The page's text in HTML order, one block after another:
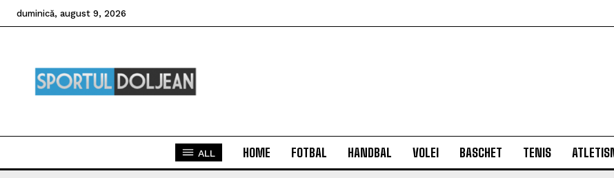
duminică, august 9, 2026
ALL HOME FOTBAL HANDBAL VOLEI BASCHET TENIS